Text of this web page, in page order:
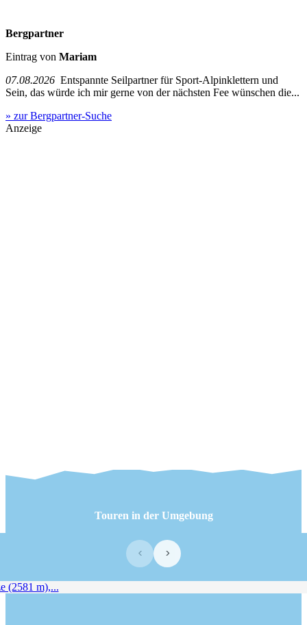
Bergpartner
Eintrag von Mariam
07.08.2026 Entspannte Seilpartner für Sport-Alpinklettern und
Sein, das würde ich mir gerne von der nächsten Fee wünschen die...
» zur Bergpartner-Suche
Anzeige
Touren in der Umgebung
‹ ›